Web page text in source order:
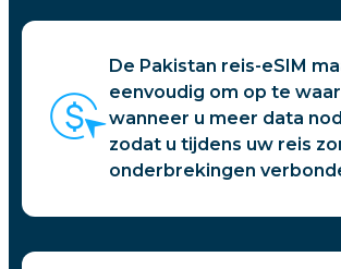
De Pakistan reis-eSIM
eenvoudig om op te
wanneer u meer data
zodat u tijdens uw reis
onderbrekingen